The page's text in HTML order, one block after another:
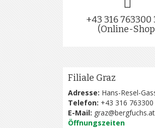
+43 316 763300
(Online-
Filiale Graz
Adresse: Hans-Resel-
Telefon: +43 316 763300
E-Mail: graz@bergfuchs.at
Öffnungszeiten